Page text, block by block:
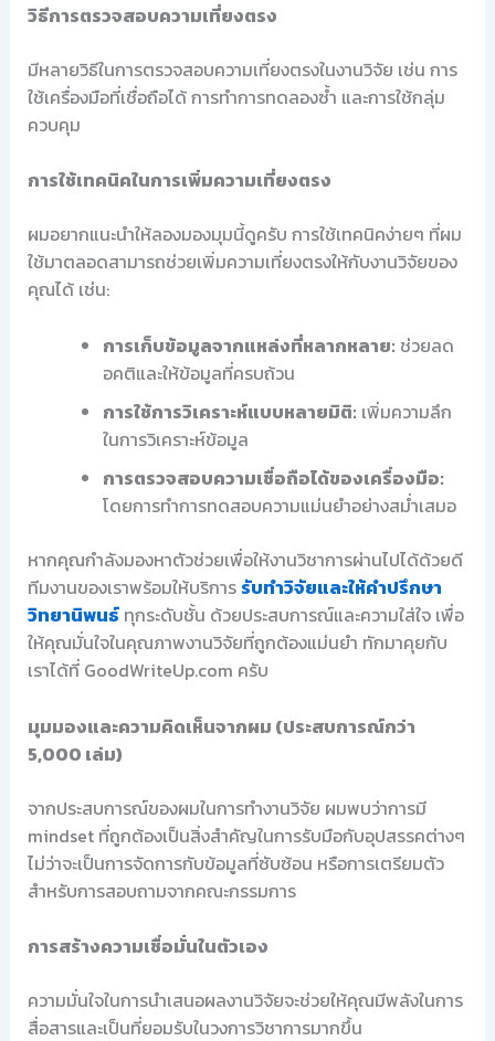
วิธีการตรวจสอบความเที่ยงตรง
มีหลายวิธีในการตรวจสอบความเที่ยงตรงในงานวิจัย เช่น การ
ใช้เครื่องมือที่เชื่อถือได้ การทำการทดลองซ้ำ และการใช้กลุ่ม
ควบคุม
การใช้เทคนิคในการเพิ่มความเที่ยงตรง
ผมอยากแนะนำให้ลองมองมุมนี้ดูครับ การใช้เทคนิคง่ายๆ ที่ผม
ใช้มาตลอดสามารถช่วยเพิ่มความเที่ยงตรงให้กับงานวิจัยของ
คุณได้ เช่น:
การเก็บข้อมูลจากแหล่งที่หลากหลาย: ช่วยลด
อคติและให้ข้อมูลที่ครบถ้วน
การใช้การวิเคราะห์แบบหลายมิติ: เพิ่มความลึก
ในการวิเคราะห์ข้อมูล
การตรวจสอบความเชื่อถือได้ของเครื่องมือ:
โดยการทำการทดสอบความแม่นยำอย่างสม่ำเสมอ
หากคุณกำลังมองหาตัวช่วยเพื่อให้งานวิชาการผ่านไปได้ด้วยดี
ทีมงานของเราพร้อมให้บริการ รับทำวิจัยและให้คำปรึกษา
วิทยานิพนธ์ทุกระดับชั้น ด้วยประสบการณ์และความใส่ใจ เพื่อ
ให้คุณมั่นใจในคุณภาพงานวิจัยที่ถูกต้องแม่นยำ ทักมาคุยกับ
เราได้ที่ GoodWriteUp.com ครับ
มุมมองและความคิดเห็นจากผม (ประสบการณ์กว่า
5,000 เล่ม)
จากประสบการณ์ของผมในการทำงานวิจัย ผมพบว่าการมี
mindset ที่ถูกต้องเป็นสิ่งสำคัญในการรับมือกับอุปสรรคต่างๆ
ไม่ว่าจะเป็นการจัดการกับข้อมูลที่ซับซ้อน หรือการเตรียมตัว
สำหรับการสอบถามจากคณะกรรมการ
การสร้างความเชื่อมั่นในตัวเอง
ความมั่นใจในการนำเสนอผลงานวิจัยจะช่วยให้คุณมีพลังในการ
สื่อสารและเป็นที่ยอมรับในวงการวิชาการมากขึ้น